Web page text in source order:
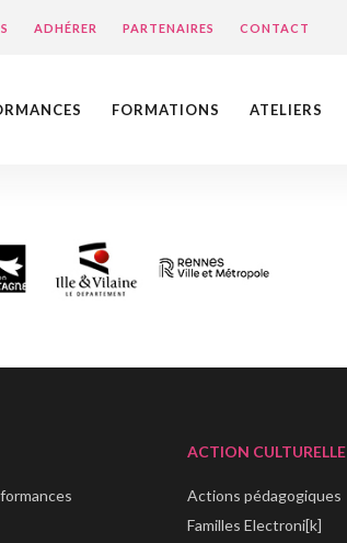
ADHÉRER PARTENAIRES CONTACT
FORMATIONS ATELIERS
ACTION CULTURELLE
Actions pédagogiques
Familles Electroni[k]